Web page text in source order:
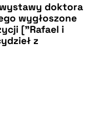
doktora
wygłoszone
["Rafael i
z